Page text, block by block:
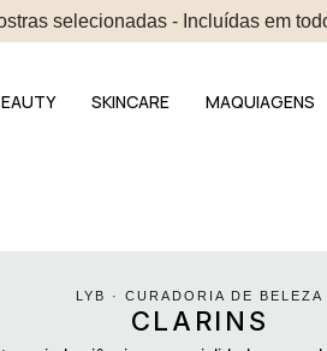
selecionadas - Incluídas em
SKINCARE MAQUIAGENS
LYB · CURADORIA DE BELEZA
CLARINS